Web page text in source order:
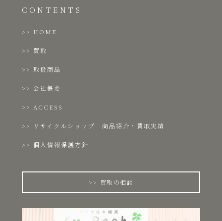
CONTENTS
HOME
買取
取扱商品
会社概要
ACCESS
リサイクルショップ 商品紹介・買取実績
個人情報保護方針
買取の相談